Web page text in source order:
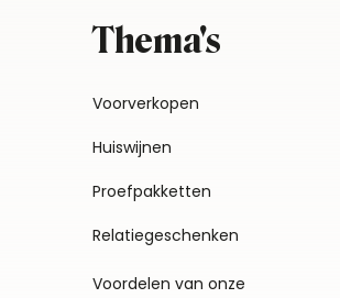
Thema's
Voorverkopen
Huiswijnen
Proefpakketten
Relatiegeschenken
Voordelen van onze